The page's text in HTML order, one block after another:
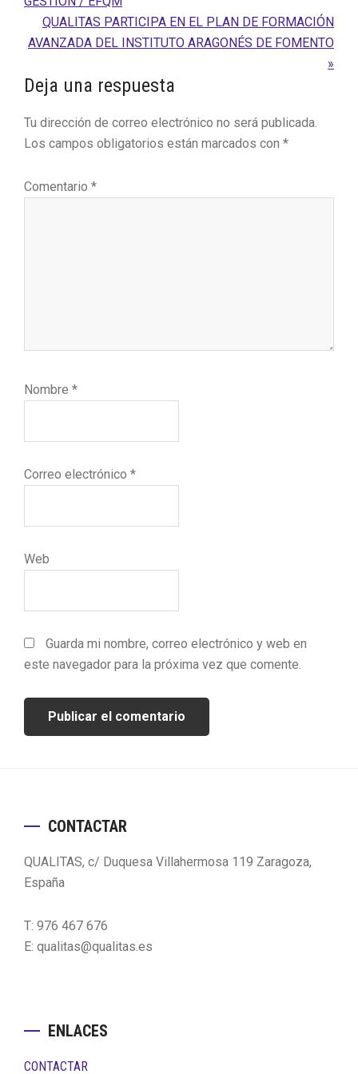
Siguiente
entrada:
QUALITAS PARTICIPA EN EL PLAN DE FORMACIÓN
AVANZADA DEL INSTITUTO ARAGONÉS DE FOMENTO
»
Interacciones
con
los
Deja una respuesta
Tu dirección de correo electrónico no será publicada.
Los campos obligatorios están marcados con *
Comentario *
Nombre *
Correo electrónico *
Web
Guarda mi nombre, correo electrónico y web en
este navegador para la próxima vez que comente.
FooterCONTACTAR
QUALITAS, c/ Duquesa Villahermosa 119 Zaragoza,
España
T: 976 467 676
E: qualitas@qualitas.es
ENLACES
CONTACTAR